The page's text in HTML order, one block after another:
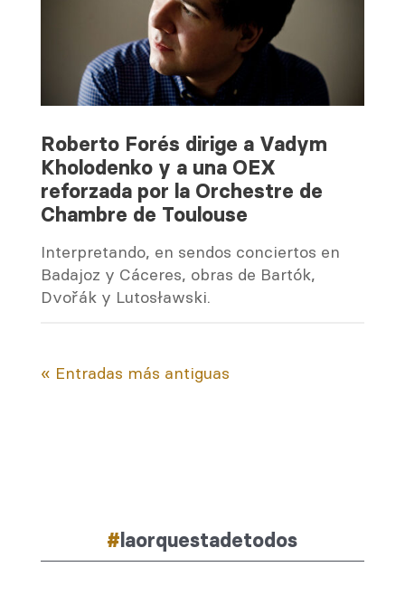
Roberto Forés dirige a Vadym
Kholodenko y a una OEX
reforzada por la Orchestre de
Chambre de Toulouse
Interpretando, en sendos conciertos en
Badajoz y Cáceres, obras de Bartók,
Dvořák y Lutosławski.
« Entradas más antiguas
# laorquestadetodos